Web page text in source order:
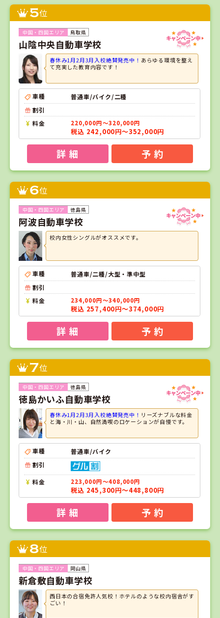
5位
鳥取県
山陰中央自動車学校
春休み1月2月3月入校絶賛発売中！ あらゆる環境を整え
て充実した教育内容です！
車種
普通車/バイク/二種
割引
料金
220,000円～320,000円
税込 242,000円～352,000円
詳 細 予 約
6位
徳島県
阿波自動車学校
校内女性シングルがオススメです。
車種
普通車/二種/大型・準中型
割引
料金
234,000円～340,000円
税込 257,400円～374,000円
詳 細 予 約
7位
徳島県
徳島かいふ自動車学校
春休み1月2月3月入校絶賛発売中！ リーズナブルな料金
と海・川・山、自然満喫のロケーションが自慢です。
車種
普通車/バイク
割引
料金 223,000円～408,000円
税込 245,300円～448,800円
詳 細 予 約
8位
岡山県
新倉敷自動車学校
西日本の合宿免許人気校！ホテルのような校内宿舎がす
ごい！